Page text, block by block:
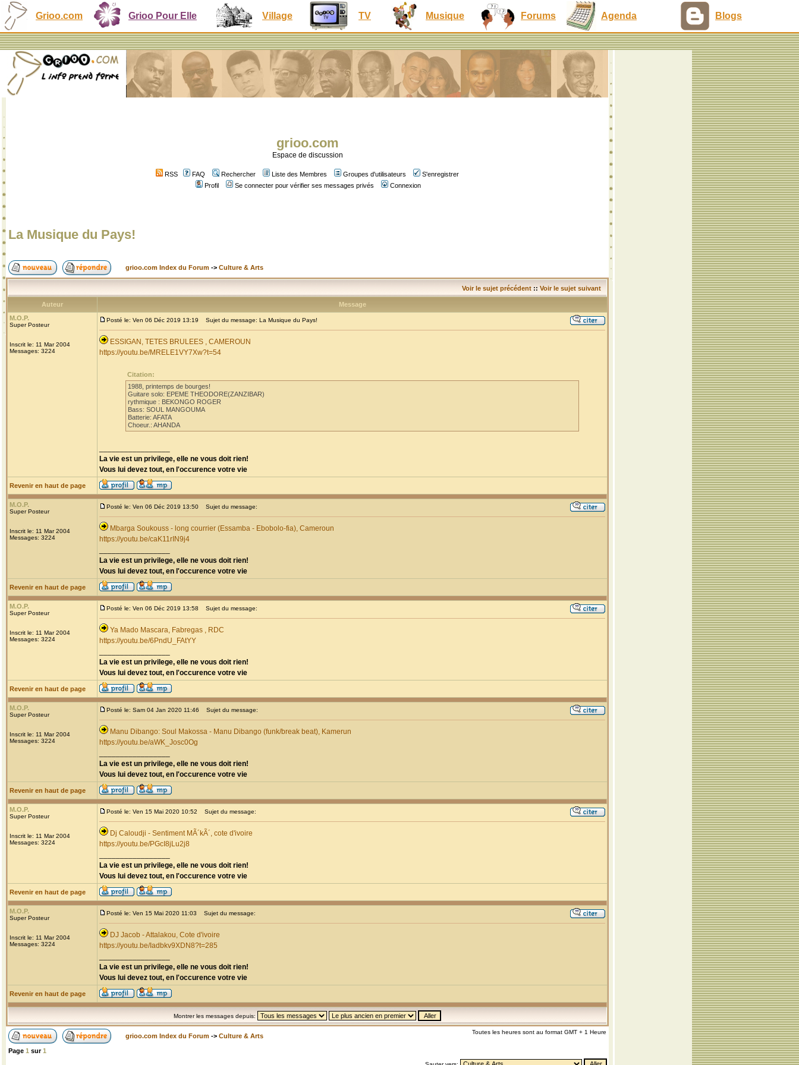
Grioo.com Grioo Pour Elle Village TV Musique Forums Agenda Blogs
grioo.com
Espace de discussion
RSS FAQ Rechercher Liste des Membres Groupes d'utilisateurs
S'enregistrer
Profil
Se connecter pour vérifier ses messages privés Connexion
La Musique du Pays!
grioo.com Index du Forum -> Culture & Arts
Voir le sujet précédent :: Voir le sujet suivant
Auteur
Message
M.O.P.
Super Posteur
Inscrit le: 11 Mar 2004
Messages: 3224
Posté le: Ven 06 Déc 2019 13:19 Sujet du message: La Musique du Pays!
ESSIGAN, TETES BRULEES , CAMEROUN
https://youtu.be/MRELE1VY7Xw?t=54
Citation:
1988, printemps de bourges!
Guitare solo: EPEME THEODORE(ZANZIBAR)
rythmique : BEKONGO ROGER
Bass: SOUL MANGOUMA
Batterie: AFATA
Choeur.: AHANDA
La vie est un privilege, elle ne vous doit rien!
Vous lui devez tout, en l'occurence votre vie
Revenir en haut de page
M.O.P.
Super Posteur
Inscrit le: 11 Mar 2004
Messages: 3224
Posté le: Ven 06 Déc 2019 13:50 Sujet du message:
Mbarga Soukouss - long courrier (Essamba - Ebobolo-fia), Cameroun
https://youtu.be/caK11rIN9j4
La vie est un privilege, elle ne vous doit rien!
Vous lui devez tout, en l'occurence votre vie
Revenir en haut de page
M.O.P.
Super Posteur
Inscrit le: 11 Mar 2004
Messages: 3224
Posté le: Ven 06 Déc 2019 13:58 Sujet du message:
Ya Mado Mascara, Fabregas , RDC
https://youtu.be/6PndU_FAtYY
La vie est un privilege, elle ne vous doit rien!
Vous lui devez tout, en l'occurence votre vie
Revenir en haut de page
M.O.P.
Super Posteur
Inscrit le: 11 Mar 2004
Messages: 3224
Posté le: Sam 04 Jan 2020 11:46 Sujet du message:
Manu Dibango: Soul Makossa - Manu Dibango (funk/break beat), Kamerun
https://youtu.be/aWK_Josc0Og
La vie est un privilege, elle ne vous doit rien!
Vous lui devez tout, en l'occurence votre vie
Revenir en haut de page
M.O.P.
Super Posteur
Inscrit le: 11 Mar 2004
Messages: 3224
Posté le: Ven 15 Mai 2020 10:52 Sujet du message:
Dj Caloudji - Sentiment MÃ´kÃ´, cote d'ivoire
https://youtu.be/PGcI8jLu2j8
La vie est un privilege, elle ne vous doit rien!
Vous lui devez tout, en l'occurence votre vie
Revenir en haut de page
M.O.P.
Super Posteur
Inscrit le: 11 Mar 2004
Messages: 3224
Posté le: Ven 15 Mai 2020 11:03 Sujet du message:
DJ Jacob - Attalakou, Cote d'ivoire
https://youtu.be/Iadbkv9XDN8?t=285
La vie est un privilege, elle ne vous doit rien!
Vous lui devez tout, en l'occurence votre vie
Revenir en haut de page
Montrer les messages depuis:
grioo.com Index du Forum -> Culture & Arts
Toutes les heures sont au format GMT + 1 Heure
Page 1 sur1